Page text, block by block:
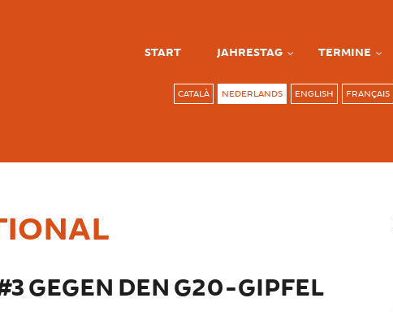
START JAHRESTAG TERMINE
CATALÀ NEDERLANDS ENGLISH FRANÇAIS
GEGEN DEN G20-GIPFEL